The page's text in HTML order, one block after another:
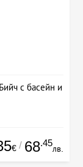
с басейн и
€ / 68.45
лв.